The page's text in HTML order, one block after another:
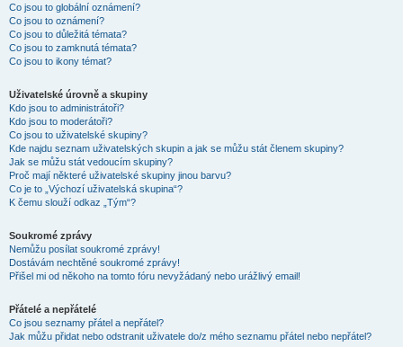
Co jsou to globální oznámení?
Co jsou to oznámení?
Co jsou to důležitá témata?
Co jsou to zamknutá témata?
Co jsou to ikony témat?
Uživatelské úrovně a skupiny
Kdo jsou to administrátoři?
Kdo jsou to moderátoři?
Co jsou to uživatelské skupiny?
Kde najdu seznam uživatelských skupin a jak se můžu stát členem skupiny?
Jak se můžu stát vedoucím skupiny?
Proč mají některé uživatelské skupiny jinou barvu?
Co je to „Výchozí uživatelská skupina“?
K čemu slouží odkaz „Tým“?
Soukromé zprávy
Nemůžu posílat soukromé zprávy!
Dostávám nechtěné soukromé zprávy!
Přišel mi od někoho na tomto fóru nevyžádaný nebo urážlivý email!
Přátelé a nepřátelé
Co jsou seznamy přátel a nepřátel?
Jak můžu přidat nebo odstranit uživatele do/z mého seznamu přátel nebo nepřátel?